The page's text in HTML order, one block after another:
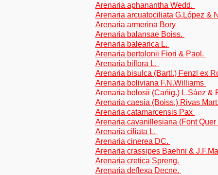
Arenaria aphanantha Wedd.
Arenaria arcuatociliata G.López &
Arenaria armerina Bory
Arenaria balansae Boiss.
Arenaria balearica L.
Arenaria bertolonii Fiori & Paol.
Arenaria biflora L.
Arenaria bisulca (Bartl.) Fenzl ex
Arenaria boliviana F.N.Williams
Arenaria bolosii (Cańig.) L.Sáez &
Arenaria caesia (Boiss.) Rivas
Arenaria catamarcensis Pax
Arenaria cavanillesiana (Font
Arenaria ciliata L.
Arenaria cinerea DC.
Arenaria crassipes Baehni &
Arenaria cretica Spreng.
Arenaria deflexa Decne.